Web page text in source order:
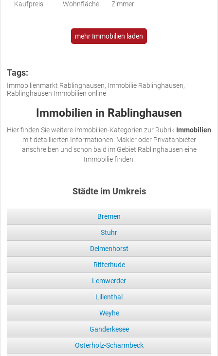
Kaufpreis Wohnfläche Zimmer
mehr Immobilien laden
Tags:
Immobilienmarkt Rablinghausen, Immobilie Rablinghausen,
Rablinghausen Immobilien online
Immobilien in Rablinghausen
Hier finden Sie weitere Immobilien-Kategorien zur Rubrik Immobilien
mit detaillierten Informationen. Makler oder Privatanbieter
anschreiben und schon bald im Gebiet Rablinghausen eine
Immobilie finden.
Städte im Umkreis
Bremen
Stuhr
Delmenhorst
Ritterhude
Lemwerder
Lilienthal
Weyhe
Ganderkesee
Osterholz-Scharmbeck